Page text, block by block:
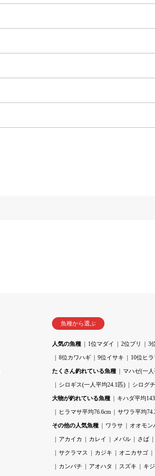
魚種から選ぶ
人気の魚種 1位マダイ 2位ブリ
3
8位カワハギ
9位イサキ
10位ヒ
たくさん釣れている魚種
マハゼ(一
シロギス(一人平均24.1匹)
シログ
大物が釣れている魚種
キハダ平均
ヒラマサ平均76.6cm
サワラ平均
その他の人気魚種
ワラサ
オオモン
アカイカ
カレイ メバル
さば
サクラマス
カジキ
オニカサゴ
カンパチ
アオハタ スズキ キ